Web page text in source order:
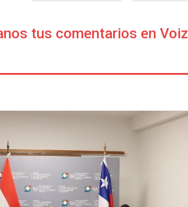
tus comentarios en Voiz